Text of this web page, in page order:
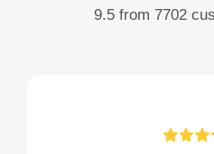
9.5 from 7702